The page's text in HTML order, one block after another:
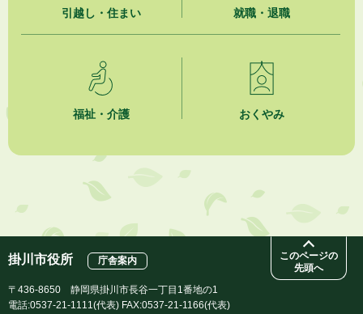
2026年7月31日
掛川市市民チャレンジ公募事業「Re-KAKEGAWA（リ・カケガワ）～空
き家で出会うもったいないの宝物～」開催！！
水の日・水の週間ご存じですか？
令和８年熊本地震への義援金
引越し・住まい 就職・退職
福祉・介護 おくやみ
このページの
先頭へ
掛川市役所 庁舎案内
〒436-8650 静岡県掛川市長谷一丁目1番地の1
電話:0537-21-1111(代表) FAX:0537-21-1166(代表)